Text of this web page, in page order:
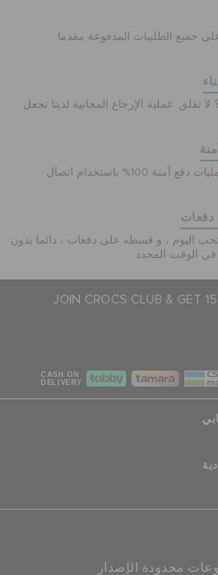
جميع الطلبيات المدفوعة مقدما
تقلق. عملية الإرجاع المجانية لدينا تجعل
اليوم ، و قسطه على دفعات ، دائما بدون
في الوقت المحدد
JOIN CROCS CLUB & GET
CASH ON
DELIVERY
محدودة الإصدار